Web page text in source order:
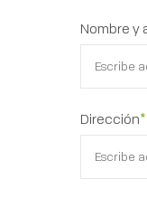
Nombre y
Dirección*